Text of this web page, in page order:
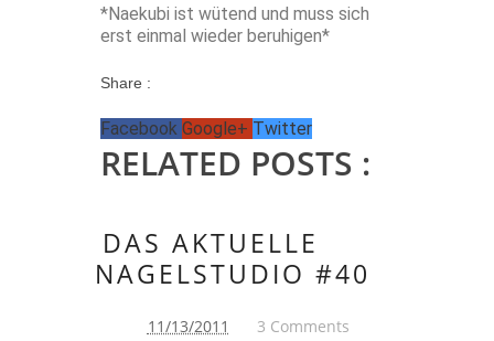
*Naekubi ist wütend und muss sich
erst einmal wieder beruhigen*
Share :
Facebook Google+ Twitter
RELATED POSTS :
DAS AKTUELLE
NAGELSTUDIO #40
11/13/2011 3 Comments